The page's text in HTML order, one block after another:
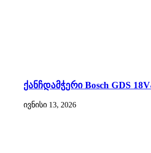
ქანჩდამჭერი Bosch GDS
ივნისი 13, 2026